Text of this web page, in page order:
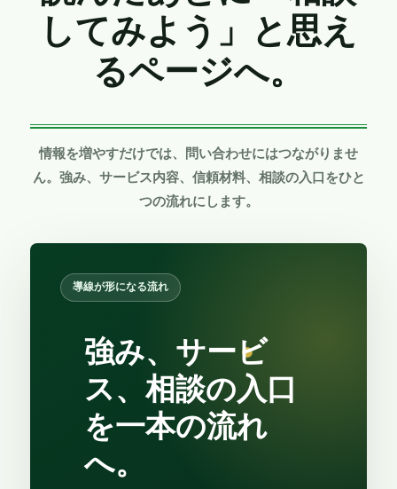
してみよう」と思え
るページへ。
情報を増やすだけでは、問い合わせにはつながりませ
ん。強み、サービス内容、信頼材料、相談の入口をひと
つの流れにします。
導線が形になる流れ
強み、サービ
ス、相談の入口
を一本の流れ
へ。